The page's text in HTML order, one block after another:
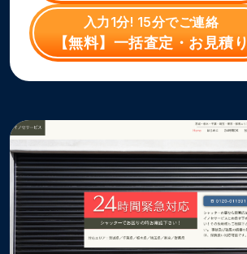
入力1分! 15分でご連絡
【無料】一括査定・お見積り